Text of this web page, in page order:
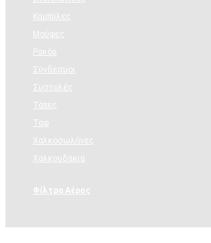
Καμπύλες
Μούφες
Ρακόρ
Σύνδεσμοι
Συστολές
Τάπες
Ταφ
Χαλκοσωλήνες
Χαλκουδάκια
Φίλτρα Αέρος